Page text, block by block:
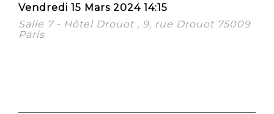
Vendredi 15 Mars 2024 14:15
Salle 7 - Hôtel Drouot , 9, rue Drouot 75009
Paris